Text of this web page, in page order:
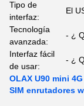
Tipo de
interfaz:
El
Tecnología
avanzada:
- ¿
Interfaz fácil
de usar:
- ¿
OLAX U90 mini
SIM enrutadores